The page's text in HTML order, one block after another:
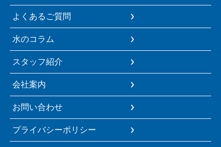
よくあるご質問
水のコラム
スタッフ紹介
会社案内
お問い合わせ
プライバシーポリシー